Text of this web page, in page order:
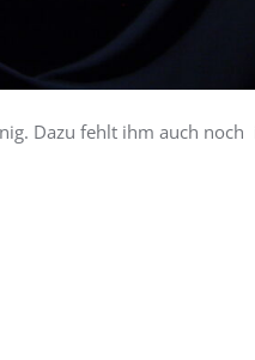
Dazu fehlt ihm auch